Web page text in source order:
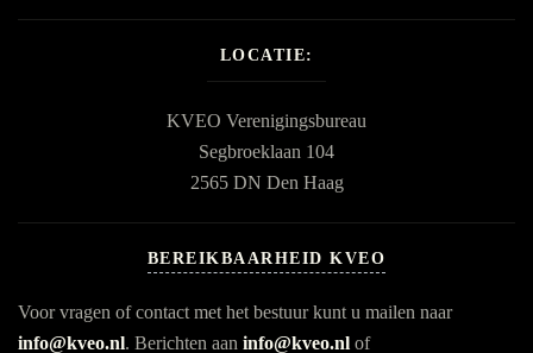
LOCATIE:
KVEO Verenigingsbureau
Segbroeklaan 104
2565 DN Den Haag
BEREIKBAARHEID KVEO
Voor vragen of contact met het bestuur kunt u mailen naar
info@kveo.nl. Berichten aan info@kveo.nl of